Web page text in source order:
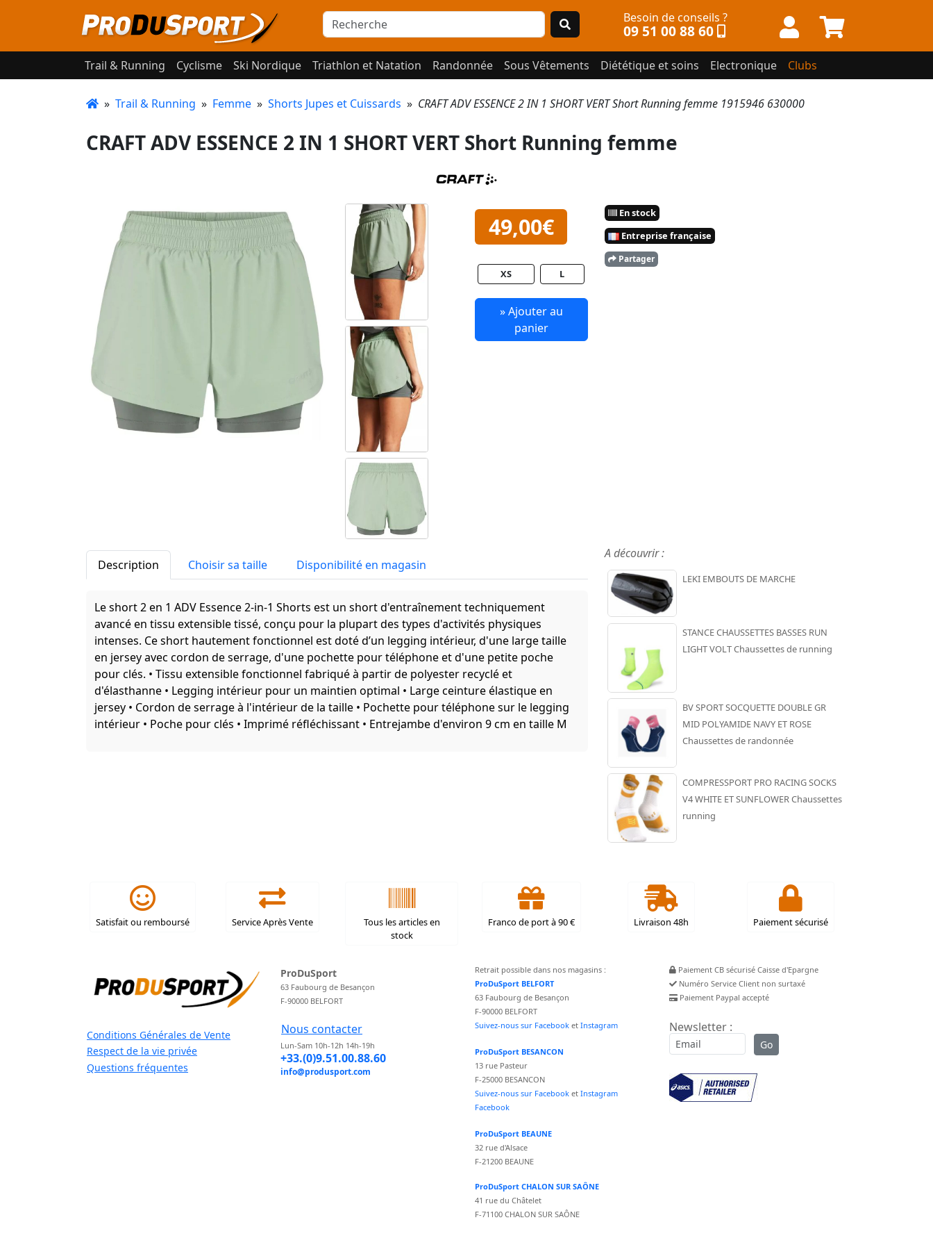
Besoin de conseils ?
09 51 00 88 60
Trail & Running Cyclisme Ski Nordique Triathlon et Natation Randonnée Sous Vêtements Diététique et soins Electronique Clubs
» Trail & Running » Femme » Shorts Jupes et Cuissards » CRAFT ADV ESSENCE 2 IN 1 SHORT VERT Short Running femme 1915946 630000
CRAFT ADV ESSENCE 2 IN 1 SHORT VERT Short Running femme
49,00€
XS L
» Ajouter au
panier
En stock
Entreprise française
Partager
Description Choisir sa taille Disponibilité en magasin
Le short 2 en 1 ADV Essence 2-in-1 Shorts est un short d'entraînement techniquement
avancé en tissu extensible tissé, conçu pour la plupart des types d'activités physiques
intenses. Ce short hautement fonctionnel est doté d’un legging intérieur, d'une large taille
en jersey avec cordon de serrage, d'une pochette pour téléphone et d'une petite poche
pour clés. • Tissu extensible fonctionnel fabriqué à partir de polyester recyclé et
d'élasthanne • Legging intérieur pour un maintien optimal • Large ceinture élastique en
jersey • Cordon de serrage à l'intérieur de la taille • Pochette pour téléphone sur le legging
intérieur • Poche pour clés • Imprimé réfléchissant • Entrejambe d'environ 9 cm en taille M
A découvrir :
LEKI EMBOUTS DE MARCHE
STANCE CHAUSSETTES BASSES RUN
LIGHT VOLT Chaussettes de running
BV SPORT SOCQUETTE DOUBLE GR
MID POLYAMIDE NAVY ET ROSE
Chaussettes de randonnée
COMPRESSPORT PRO RACING SOCKS
V4 WHITE ET SUNFLOWER Chaussettes
running
Satisfait ou remboursé Service Après Vente
Tous les articles en
stock
Franco de port à 90 € Livraison 48h Paiement sécurisé
Conditions Générales de Vente
Respect de la vie privée
Questions fréquentes
ProDuSport
63 Faubourg de Besançon
F-90000 BELFORT
Nous contacter
Lun-Sam 10h-12h 14h-19h
+33.(0)9.51.00.88.60
info@produsport.com
Retrait possible dans nos magasins :
ProDuSport BELFORT
63 Faubourg de Besançon
F-90000 BELFORT
Suivez-nous sur Facebook et Instagram
ProDuSport BESANCON
13 rue Pasteur
F-25000 BESANCON
Suivez-nous sur Facebook et Instagram
Facebook
ProDuSport BEAUNE
32 rue d'Alsace
F-21200 BEAUNE
ProDuSport CHALON SUR SAÔNE
41 rue du Châtelet
F-71100 CHALON SUR SAÔNE
Paiement CB sécurisé Caisse d'Epargne
Numéro Service Client non surtaxé
Paiement Paypal accepté
Newsletter :